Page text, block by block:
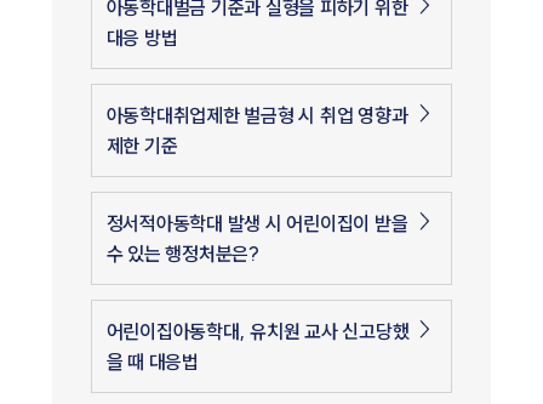
아동학대벌금 기준과 실형을 피하기 위한
대응 방법
아동학대취업제한 벌금형 시 취업 영향과
제한 기준
정서적아동학대 발생 시 어린이집이 받을
수 있는 행정처분은?
어린이집아동학대, 유치원 교사 신고당했
을 때 대응법